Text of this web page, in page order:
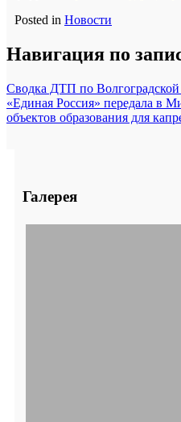
Posted in Новости
Навигация по
Сводка ДТП по Волгоградской
«Единая Россия» передала в
объектов образования для
Галерея